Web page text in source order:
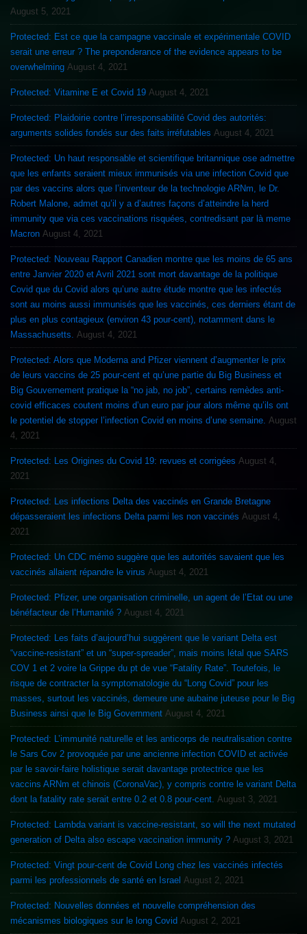
August 5, 2021
Protected: Est ce que la campagne vaccinale et expérimentale COVID
serait une erreur ? The preponderance of the evidence appears to be
overwhelming August 4, 2021
Protected: Vitamine E et Covid 19 August 4, 2021
Protected: Plaidoirie contre l’irresponsabilité Covid des autorités:
arguments solides fondés sur des faits irréfutables August 4, 2021
Protected: Un haut responsable et scientifique britannique ose admettre
que les enfants seraient mieux immunisés via une infection Covid que
par des vaccins alors que l’inventeur de la technologie ARNm, le Dr.
Robert Malone, admet qu’il y a d’autres façons d’atteindre la herd
immunity que via ces vaccinations risquées, contredisant par là meme
Macron August 4, 2021
Protected: Nouveau Rapport Canadien montre que les moins de 65 ans
entre Janvier 2020 et Avril 2021 sont mort davantage de la politique
Covid que du Covid alors qu’une autre étude montre que les infectés
sont au moins aussi immunisés que les vaccinés, ces derniers étant de
plus en plus contagieux (environ 43 pour-cent), notamment dans le
Massachusetts.
August 4, 2021
Protected: Alors que Moderna and Pfizer viennent d’augmenter le prix
de leurs vaccins de 25 pour-cent et qu’une partie du Big Business et
Big Gouvernement pratique la “no jab, no job”, certains remèdes anti-
covid efficaces coutent moins d’un euro par jour alors même qu’ils ont
le potentiel de stopper l’infection Covid en moins d’une semaine. August
4, 2021
Protected: Les Origines du Covid 19: revues et corrigées August 4,
2021
Protected: Les infections Delta des vaccinés en Grande Bretagne
dépasseraient les infections Delta parmi les non vaccinés August 4,
2021
Protected: Un CDC mémo suggère que les autorités savaient que les
vaccinés allaient répandre le virus August 4, 2021
Protected: Pfizer, une organisation criminelle, un agent de l’Etat ou une
bénéfacteur de l’Humanité ? August 4, 2021
Protected: Les faits d’aujourd’hui suggèrent que le variant Delta est
“vaccine-resistant” et un “super-spreader”, mais moins létal que SARS
COV 1 et 2 voire la Grippe du pt de vue “Fatality Rate”. Toutefois, le
risque de contracter la symptomatologie du “Long Covid” pour les
masses, surtout les vaccinés, demeure une aubaine juteuse pour le Big
Business ainsi que le Big Government August 4, 2021
Protected: L’immunité naturelle et les anticorps de neutralisation contre
le Sars Cov 2 provoquée par une ancienne infection COVID et activée
par le savoir-faire holistique serait davantage protectrice que les
vaccins ARNm et chinois (CoronaVac), y compris contre le variant Delta
dont la fatality rate serait entre 0.2 et 0.8 pour-cent. August 3, 2021
Protected: Lambda variant is vaccine-resistant, so will the next mutated
generation of Delta also escape vaccination immunity ? August 3, 2021
Protected: Vingt pour-cent de Covid Long chez les vaccinés infectés
parmi les professionnels de santé en Israel August 2, 2021
Protected: Nouvelles données et nouvelle compréhension des
mécanismes biologiques sur le long Covid August 2, 2021